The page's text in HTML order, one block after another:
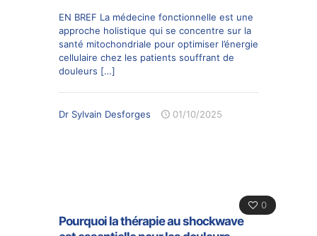
EN BREF La médecine fonctionnelle est une
approche holistique qui se concentre sur la
santé mitochondriale pour optimiser l’énergie
cellulaire chez les patients souffrant de
douleurs […]
Dr Sylvain Desforges 01/10/2025
0
Pourquoi la thérapie au shockwave